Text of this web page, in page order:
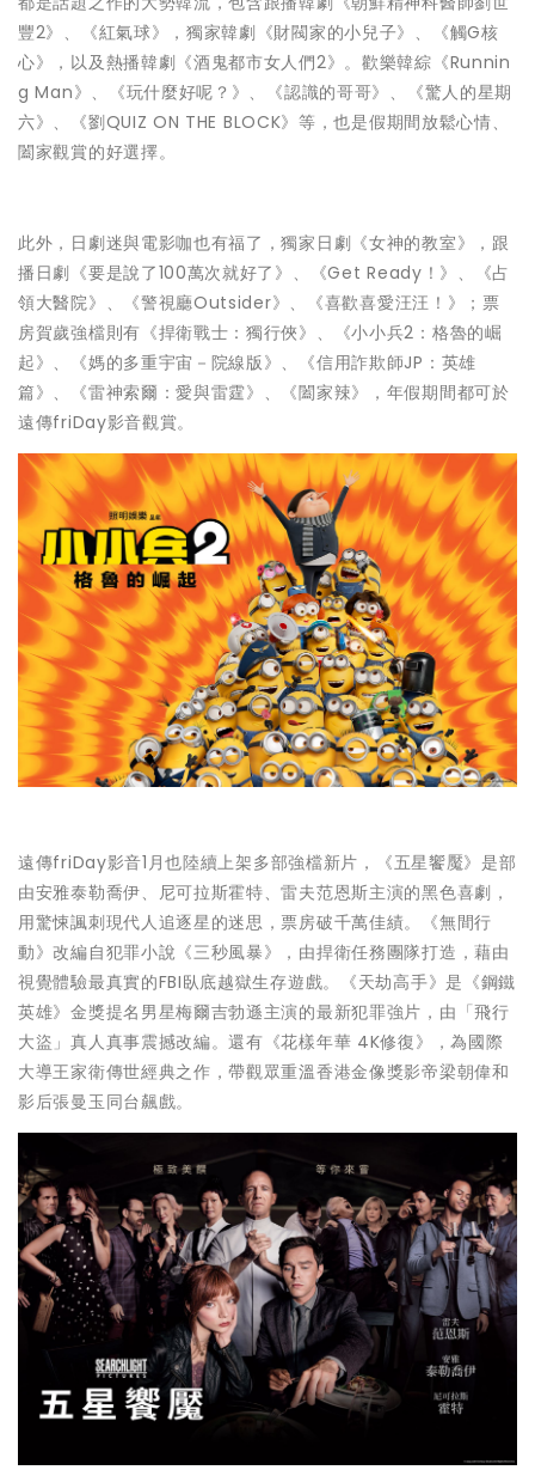
豐2》、《紅氣球》，獨家韓劇《財閥家的小兒子》、《觸G核
心》，以及熱播韓劇《酒鬼都市女人們2》。歡樂韓綜《Runnin
g Man》、《玩什麼好呢？》、《認識的哥哥》、《驚人的星期
六》、《劉QUIZ ON THE BLOCK》等，也是假期間放鬆心情、
闔家觀賞的好選擇。
此外，日劇迷與電影咖也有福了，獨家日劇《女神的教室》，跟
播日劇《要是說了100萬次就好了》、《Get Ready！》、《占
領大醫院》、《警視廳Outsider》、《喜歡喜愛汪汪！》；票
房賀歲強檔則有《捍衛戰士：獨行俠》、《小小兵2：格魯的崛
起》、《媽的多重宇宙－院線版》、《信用詐欺師JP：英雄
篇》、《雷神索爾：愛與雷霆》、《闔家辣》，年假期間都可於
遠傳friDay影音觀賞。
遠傳friDay影音1月也陸續上架多部強檔新片，《五星饗魘》是部
由安雅泰勒喬伊、尼可拉斯霍特、雷夫范恩斯主演的黑色喜劇，
用驚悚諷刺現代人追逐星的迷思，票房破千萬佳績。《無間行
動》改編自犯罪小說《三秒風暴》，由捍衛任務團隊打造，藉由
視覺體驗最真實的FBI臥底越獄生存遊戲。《天劫高手》是《鋼鐵
英雄》金獎提名男星梅爾吉勃遜主演的最新犯罪強片，由「飛行
大盜」真人真事震撼改編。還有《花樣年華 4K修復》，為國際
大導王家衛傳世經典之作，帶觀眾重溫香港金像獎影帝梁朝偉和
影后張曼玉同台飆戲。